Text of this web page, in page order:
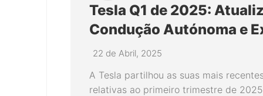
Tesla Q1 de 2025:
Condução Autónoma e
22 de Abril, 2025
A Tesla partilhou as suas mais
relativas ao primeiro trimestre de 2025